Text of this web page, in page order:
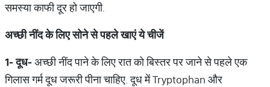
समस्या काफी दूर हो जाएगी.
अच्छीनींदकेलिएसोनेसेपहलेखाएंयेचीजें
1-दूध-अच्छी नींद पाने के लिए रात को बिस्तर पर जाने से पहले एक
गिलास गर्म दूध जरूरी पीना चाहिए. दूध में Tryptophan और